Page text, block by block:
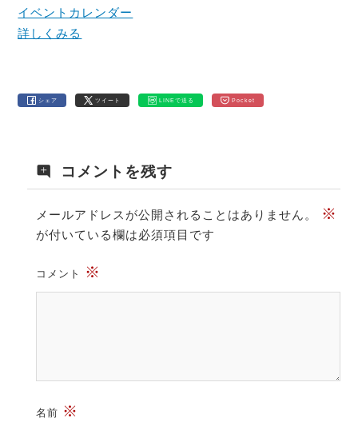
イベントカレンダー
詳しくみる
シェア ツイート LINEで送る Pocket
コメントを残す
メールアドレスが公開されることはありません。 ※
が付いている欄は必須項目です
コメント ※
名前 ※